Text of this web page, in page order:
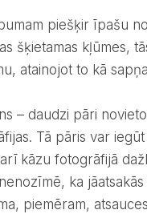
piešķir īpašu
šķietamas kļūmes,
atainojot to kā
Tā pāris var
kāzu fotogrāfijā
ka
piemēram,